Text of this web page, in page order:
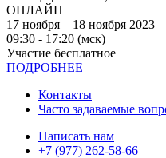
ОНЛАЙН
17 ноября – 18 ноября 2023
09:30 - 17:20 (мск)
Участие бесплатное
ПОДРОБНЕЕ
Контакты
Часто задаваемые
Написать нам
+7 (977) 262-58-66